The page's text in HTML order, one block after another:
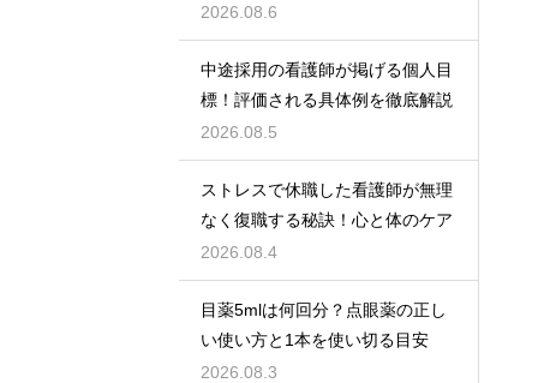
2026.08.6
中途採用の看護師が掲げる個人目
標！評価される具体例を徹底解説
2026.08.5
ストレスで休職した看護師が無理
なく復職する秘訣！心と体のケア
2026.08.4
目薬5mlは何回分？点眼薬の正し
い使い方と1本を使い切る目安
2026.08.3